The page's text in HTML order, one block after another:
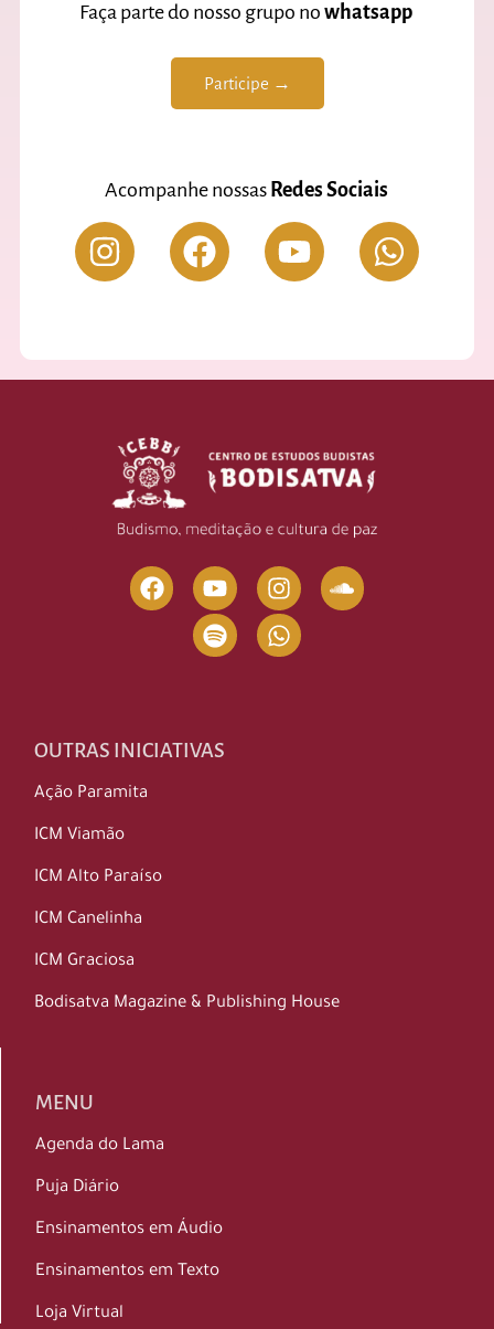
Faça parte do nosso grupo nowhatsapp
Participe →
Acompanhe nossas Redes Sociais
OUTRAS INICIATIVAS
Ação Paramita
ICM Viamão
ICM Alto Paraíso
ICM Canelinha
ICM Graciosa
Bodisatva Magazine & Publishing House
MENU
Agenda do Lama
Puja Diário
Ensinamentos em Áudio
Ensinamentos em Texto
Loja Virtual